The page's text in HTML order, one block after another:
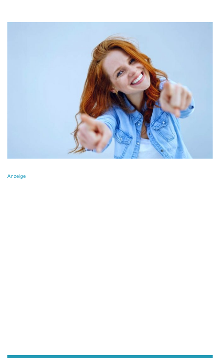
Anzeige